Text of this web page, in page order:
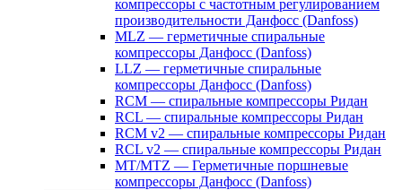
компрессоры с частотным регулированием
производительности Данфосс (Danfoss)
MLZ — герметичные спиральные
компрессоры Данфосс (Danfoss)
LLZ — герметичные спиральные
компрессоры Данфосс (Danfoss)
RCM — спиральные компрессоры Ридан
RCL — спиральные компрессоры Ридан
RCM v2 — спиральные компрессоры Ридан
RCL v2 — спиральные компрессоры Ридан
MT/MTZ — Герметичные поршневые
компрессоры Данфосс (Danfoss)